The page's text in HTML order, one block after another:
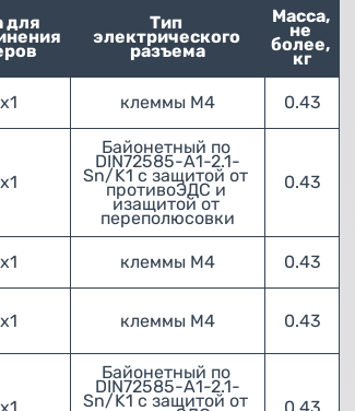
для Тип
электрического
разъема
Масса,
не
более,
кг
клеммы М4 0.43
Байонетный по
DIN72585-А1-2.1-
Sn/K1 с защитой от
противоЭДС и
изащитой от
переполюсовки
0.43
клеммы М4 0.43
клеммы М4 0.43
Байонетный по
DIN72585-А1-2.1-
Sn/K1 с защитой от